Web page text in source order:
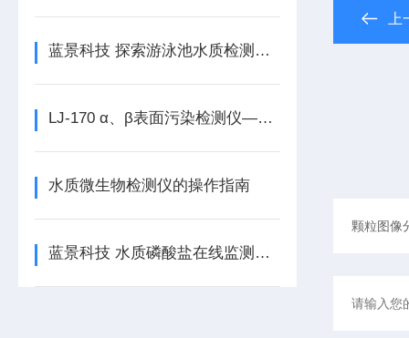
蓝景科技 探索游泳池水质检测仪：智能化水质监测的新标准
LJ-170 α、β表面污染检测仪——化工行业放射性污染监测的新选择
水质微生物检测仪的操作指南
蓝景科技 水质磷酸盐在线监测仪：打造高效、智能的水质监控体系